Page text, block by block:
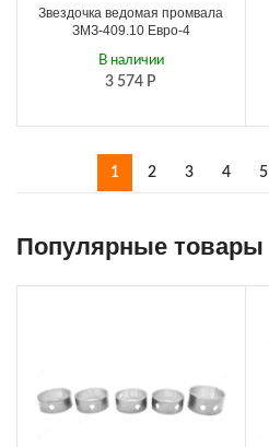
Звездочка ведомая промвала
ЗМЗ-409.10 Евро-4
3 574 Р
В наличии
1 2 3 4 5
Популярные товары